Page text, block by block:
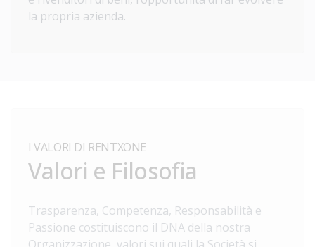
la propria azienda.
I VALORI DI RENTXONE
Valori e Filosofia
Trasparenza, Competenza, Responsabilità e
Passione costituiscono il DNA della nostra